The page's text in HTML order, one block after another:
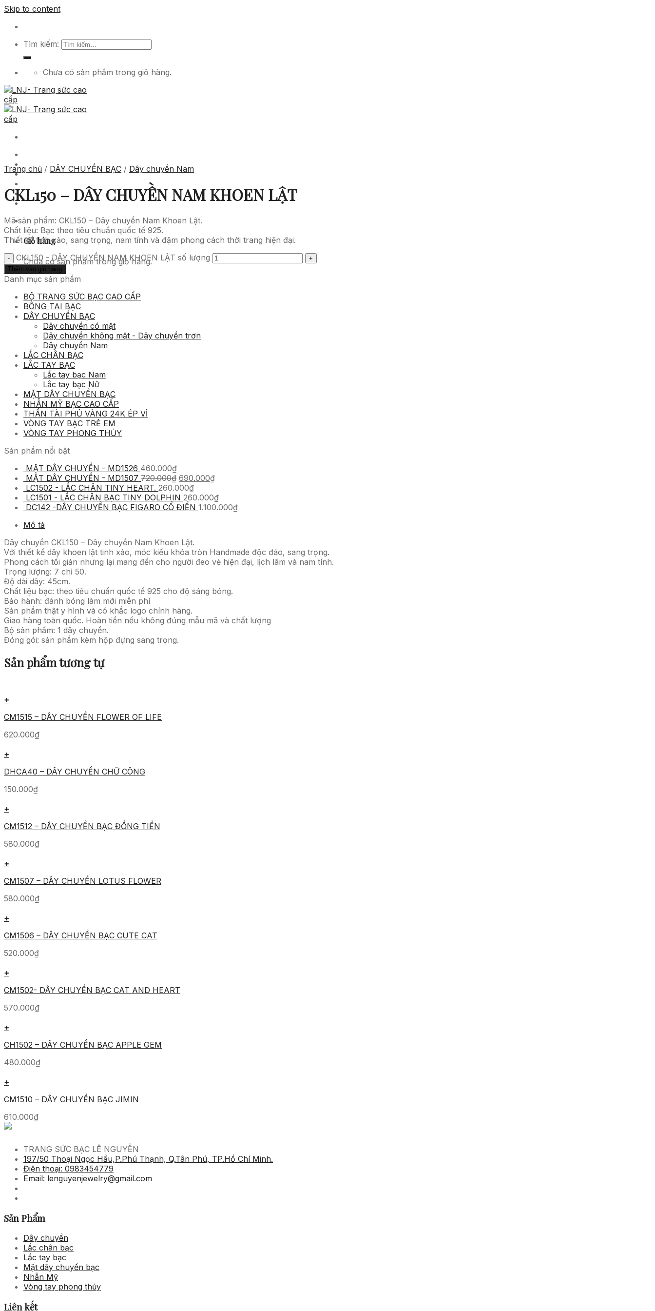
Skip to content
Tìm kiếm:
Chưa có sản phẩm trong giỏ hàng.
Sản phẩm
Dịch vụ
Tin tức
Liên hệ
Giỏ hàng
Chưa có sản phẩm trong giỏ hàng.
Trang chủ / DÂY CHUYỀN BẠC / Dây chuyền Nam
CKL150 – DÂY CHUYỀN NAM KHOEN LẬT
Mã sản phẩm: CKL150 – Dây chuyền Nam Khoen Lật.
Chất liệu: Bạc theo tiêu chuẩn quốc tế 925.
Thiết kế tinh xảo, sang trọng, nam tính và đậm phong cách thời trang hiện đại.
CKL150 - DÂY CHUYỀN NAM KHOEN LẬT số lượng
Thêm vào giỏ hàng
Danh mục sản phẩm
BỘ TRANG SỨC BẠC CAO CẤP
BÔNG TAI BẠC
DÂY CHUYỀN BẠC
Dây chuyền có mặt
Dây chuyền không mặt - Dây chuyền trơn
Dây chuyền Nam
LẮC CHÂN BẠC
LẮC TAY BẠC
Lắc tay bạc Nam
Lắc tay bạc Nữ
MẶT DÂY CHUYỀN BẠC
NHẪN MỸ BẠC CAO CẤP
THẦN TÀI PHỦ VÀNG 24K ÉP VỈ
VÒNG TAY BẠC TRẺ EM
VÒNG TAY PHONG THỦY
Sản phẩm nổi bật
MẶT DÂY CHUYỀN - MD1526 460.000₫
MẶT DÂY CHUYỀN - MD1507 720.000₫ 690.000₫
LC1502 - LẮC CHÂN TINY HEART. 260.000₫
LC1501 - LẮC CHÂN BẠC TINY DOLPHIN 260.000₫
DC142 -DÂY CHUYỀN BẠC FIGARO CỔ ĐIỂN 1.100.000₫
Mô tả
Dây chuyền CKL150 – Dây chuyền Nam Khoen Lật.
Với thiết kế dây khoen lật tinh xảo, móc kiểu khóa tròn Handmade độc đáo, sang trọng.
Phong cách tối giản nhưng lại mang đến cho người đeo vẻ hiện đại, lịch lãm và nam tính.
Trọng lượng: 7 chỉ 50.
Độ dài dây: 45cm.
Chất liệu bạc: theo tiêu chuẩn quốc tế 925 cho độ sáng bóng.
Bảo hành: đánh bóng làm mới miễn phí
Sản phẩm thật y hình và có khắc logo chính hãng.
Giao hàng toàn quốc. Hoàn tiền nếu không đúng mẫu mã và chất lượng
Bộ sản phẩm: 1 dây chuyền.
Đóng gói: sản phẩm kèm hộp đựng sang trọng.
Sản phẩm tương tự
+
CM1515 – DÂY CHUYỀN FLOWER OF LIFE
620.000₫
+
DHCA40 – DÂY CHUYỀN CHỮ CÔNG
150.000₫
+
CM1512 – DÂY CHUYỀN BẠC ĐỒNG TIỀN
580.000₫
+
CM1507 – DÂY CHUYỀN LOTUS FLOWER
580.000₫
+
CM1506 – DÂY CHUYỀN BẠC CUTE CAT
520.000₫
+
CM1502- DÂY CHUYỀN BẠC CAT AND HEART
570.000₫
+
CH1502 – DÂY CHUYỀN BẠC APPLE GEM
480.000₫
+
CM1510 – DÂY CHUYỀN BẠC JIMIN
610.000₫
TRANG SỨC BẠC LÊ NGUYỄN
197/50 Thoại Ngọc Hầu,P.Phú Thạnh, Q.Tân Phú, TP.Hồ Chí Minh.
Điện thoại: 0983454779
Email: lenguyenjewelry@gmail.com
Sản Phẩm
Dây chuyền
Lắc chân bạc
Lắc tay bạc
Mặt dây chuyền bạc
Nhẫn Mỹ
Vòng tay phong thủy
Liên kết